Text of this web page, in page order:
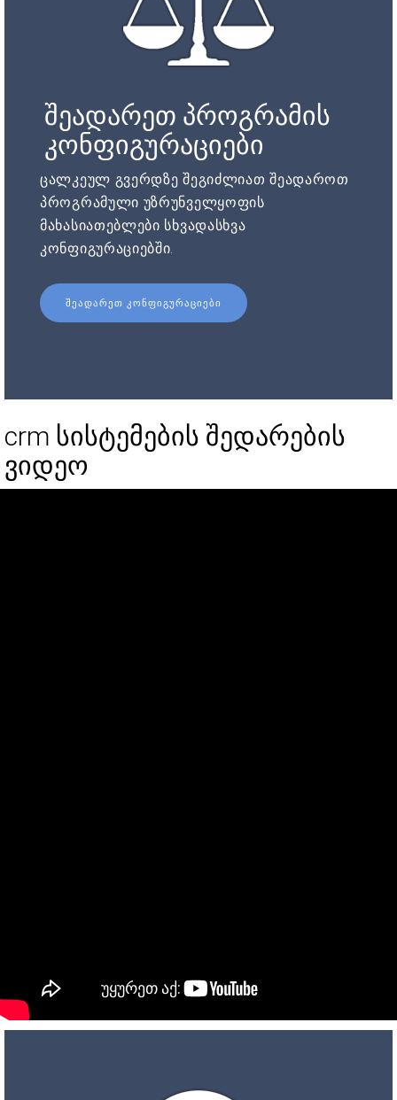
შეადარეთ პროგრამის
კონფიგურაციები
ცალკეულ გვერდზე შეგიძლიათ შეადაროთ
პროგრამული უზრუნველყოფის
მახასიათებლები სხვადასხვა
კონფიგურაციებში.
ᲨᲔᲐᲓᲐᲠᲔᲗ ᲙᲝᲜᲤᲘᲒᲣᲠᲐᲪᲘᲔᲑᲘ
crm სისტემების შედარების
ვიდეო